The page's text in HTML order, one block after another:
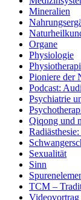
Mineralien
Organe
Physiologie
Pioniere der
Podcast:
Psychiatrie
Qiqong und
Sexualität
Sinn
TCM –
Videovortrag